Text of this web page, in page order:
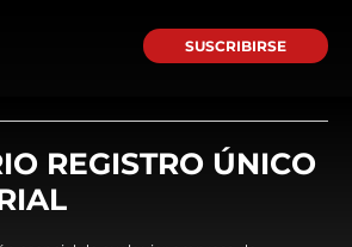
SUSCRIBIRSE
REGISTRO ÚNICO